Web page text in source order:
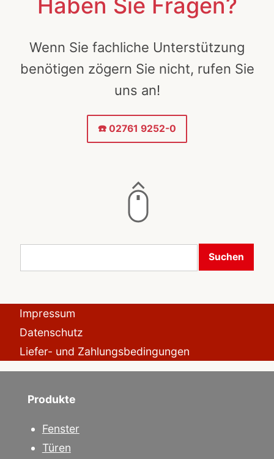
Wenn Sie fachliche Unterstützung
benötigen zögern Sie nicht, rufen Sie
uns an!
☎️ 02761 9252-0
Suchen
Impressum
Datenschutz
Liefer- und Zahlungsbedingungen
Produkte
Fenster
Türen